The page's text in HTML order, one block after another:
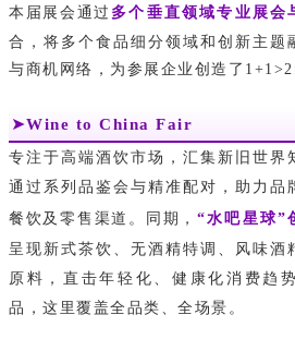
本届展会通过 多个垂直领域专业展会
合，将多个食品细分领域和创新主题
与商机网络，为参展企业创造了1+1>2
➤Wine to China Fair
专注于高端酒饮市场，汇集新旧世界
通过系列品鉴会与精准配对，助力品
餐饮及零售渠道。同期， “水吧星球”
呈现新式茶饮、无酒精特调、风味酒
原料，直击年轻化、健康化消费趋
品，这里覆盖全品类、全场景。